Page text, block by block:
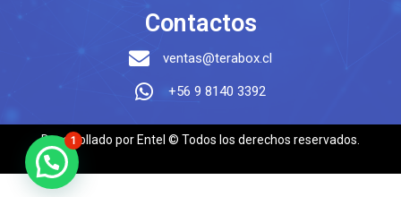
Contactos
ventas@terabox.cl
+56 9 8140 3392
Desarrollado por Entel © Todos los derechos reservados.
1